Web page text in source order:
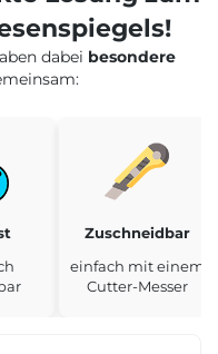
dabei besondere
Zuschneidbar
einfach mit einem
Cutter-Messer